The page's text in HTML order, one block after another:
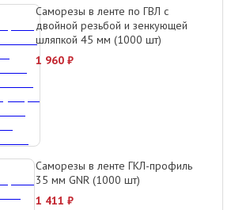
Саморезы в ленте по ГВЛ с
двойной резьбой и зенкующей
шляпкой 45 мм (1000 шт)
1 960 ₽
Саморезы в ленте ГКЛ-профиль
35 мм GNR (1000 шт)
1 411 ₽